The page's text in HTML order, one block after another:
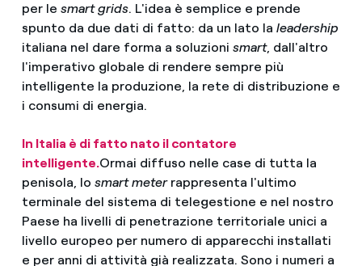
per le smart grids. L'idea è semplice e prende
spunto da due dati di fatto: da un lato la leadership
italiana nel dare forma a soluzioni smart, dall'altro
l'imperativo globale di rendere sempre più
intelligente la produzione, la rete di distribuzione e
i consumi di energia.
In Italia è di fatto nato il contatore
intelligente.Ormai diffuso nelle case di tutta la
penisola, lo smart meterrappresenta l'ultimo
terminale del sistema di telegestione e nel nostro
Paese ha livelli di penetrazione territoriale unici a
livello europeo per numero di apparecchi installati
e per anni di attività già realizzata. Sono i numeri a